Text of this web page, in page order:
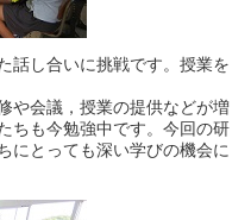
話し合いに挑戦です。授業を
や会議，授業の提供などが増
ちも今勉強中です。今回の研
にとっても深い学びの機会に